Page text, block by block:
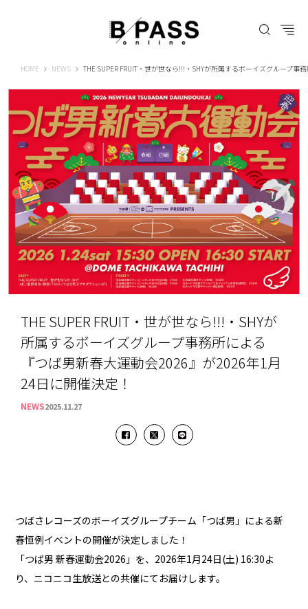
HOME B-PASS ONLINE
NEWS THE SUPER FRUIT・世が世なら!!!・SHYが所属するボーイズグループ
THE SUPER FRUIT・世が世なら!!!・SHYが
所属するボーイズグループ事務所による
『つば男新春大運動会2026』が2026年1月
24日に開催決定！
NEWS2025.11.27
つばさレコーズのボーイズグループチーム「つば男」による新
春恒例イベントの開催が決定しました！
「つば男 新春運動会2026」を、2026年1月24日(土) 16:30よ
り、ニコニコ生放送との共催にてお届けします。